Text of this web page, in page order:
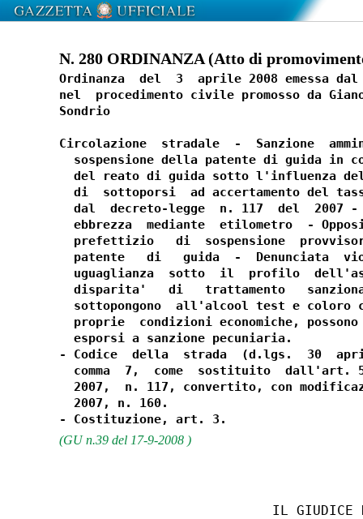
N. 280 ORDINANZA (Atto di
Ordinanza  del  3  aprile 2008 emessa dal
nel  procedimento civile promosso da
Sondrio
Circolazione  stradale  -  Sanzione
sospensione della patente di guida in
del reato di guida sotto l'influenza
di  sottoporsi  ad accertamento del
dal  decreto-legge  n. 117  del  2007
ebbrezza  mediante  etilometro  -
prefettizio   di  sospensione
patente   di   guida  -  Denunciata
uguaglianza  sotto  il  profilo
disparita'   di   trattamento
sottopongono  all'alcool test e coloro
proprie  condizioni economiche,
  esporsi a sanzione pecuniaria.
- Codice  della  strada  (d.lgs.  30
comma  7,  come  sostituito  dall'art.
2007,  n. 117, convertito, con
  2007, n. 160.
(GU n.39 del 17-9-2008 )
IL GIUDICE